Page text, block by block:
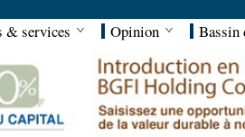
& services Opinion Bassin